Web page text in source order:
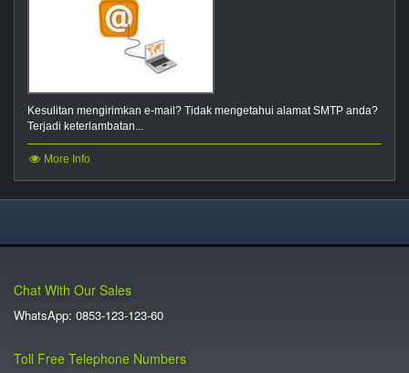
Kesulitan mengirimkan e-mail? Tidak mengetahui alamat SMTP anda?
Terjadi keterlambatan...
More Info
Chat With Our Sales
WhatsApp: 0853-123-123-60
Toll Free Telephone Numbers